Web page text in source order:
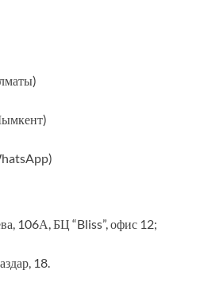
106А, БЦ “Bliss”, офис 12;
18.